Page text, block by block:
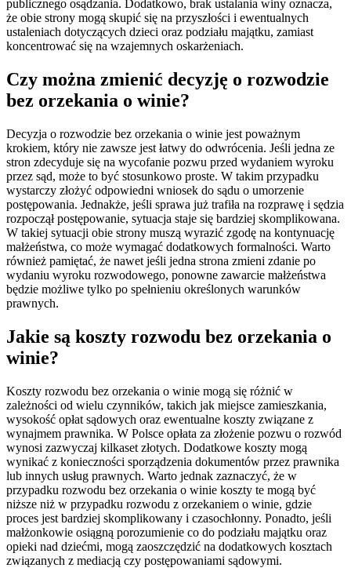
publicznego osądzania. Dodatkowo, brak ustalania winy oznacza,
że obie strony mogą skupić się na przyszłości i ewentualnych
ustaleniach dotyczących dzieci oraz podziału majątku, zamiast
koncentrować się na wzajemnych oskarżeniach.
Czy można zmienić decyzję o rozwodzie
bez orzekania o winie?
Decyzja o rozwodzie bez orzekania o winie jest poważnym
krokiem, który nie zawsze jest łatwy do odwrócenia. Jeśli jedna ze
stron zdecyduje się na wycofanie pozwu przed wydaniem wyroku
przez sąd, może to być stosunkowo proste. W takim przypadku
wystarczy złożyć odpowiedni wniosek do sądu o umorzenie
postępowania. Jednakże, jeśli sprawa już trafiła na rozprawę i sędzia
rozpoczął postępowanie, sytuacja staje się bardziej skomplikowana.
W takiej sytuacji obie strony muszą wyrazić zgodę na kontynuację
małżeństwa, co może wymagać dodatkowych formalności. Warto
również pamiętać, że nawet jeśli jedna strona zmieni zdanie po
wydaniu wyroku rozwodowego, ponowne zawarcie małżeństwa
będzie możliwe tylko po spełnieniu określonych warunków
prawnych.
Jakie są koszty rozwodu bez orzekania o
winie?
Koszty rozwodu bez orzekania o winie mogą się różnić w
zależności od wielu czynników, takich jak miejsce zamieszkania,
wysokość opłat sądowych oraz ewentualne koszty związane z
wynajmem prawnika. W Polsce opłata za złożenie pozwu o rozwód
wynosi zazwyczaj kilkaset złotych. Dodatkowe koszty mogą
wynikać z konieczności sporządzenia dokumentów przez prawnika
lub innych usług prawnych. Warto jednak zaznaczyć, że w
przypadku rozwodu bez orzekania o winie koszty te mogą być
niższe niż w przypadku rozwodu z orzekaniem o winie, gdzie
proces jest bardziej skomplikowany i czasochłonny. Ponadto, jeśli
małżonkowie osiągną porozumienie co do podziału majątku oraz
opieki nad dziećmi, mogą zaoszczędzić na dodatkowych kosztach
związanych z mediacją czy postępowaniami sądowymi.